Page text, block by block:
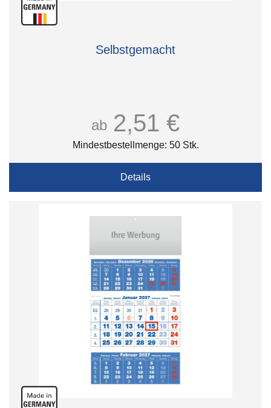
Selbstgemacht
ab 2,51 €
Mindestbestellmenge: 50 Stk.
Details